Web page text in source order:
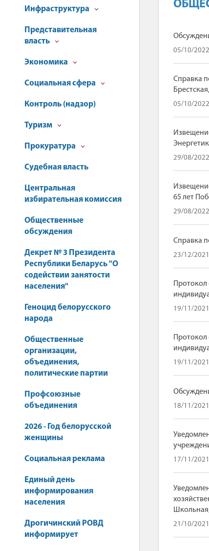
Инфраструктура
Представительная
власть
Экономика
Социальная сфера
Контроль (надзор)
Туризм
Прокуратура
Судебная власть
Центральная
избирательная комиссия
Общественные
обсуждения
Декрет № 3 Президента
Республики Беларусь "О
содействии занятости
населения"
Геноцид белорусского
народа
Общественные
организации,
объединения,
политические партии
Профсоюзные
объединения
2026 - Год белорусской
женщины
Социальная реклама
Единый день
информирования
населения
Дрогичинский РОВД
информирует
05/10/2022
Справка
05/10/2022
29/08/2022
65 лет
29/08/2022
Справка
23/12/2021
Протокол
19/11/2021
Протокол
19/11/2021
18/11/2021
17/11/2021
21/10/2021